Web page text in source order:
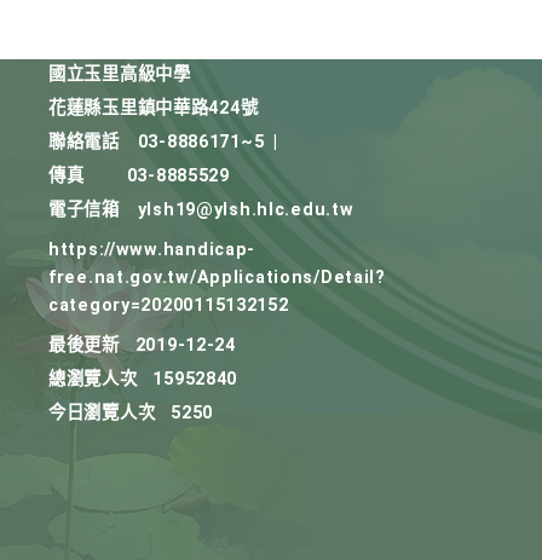
國立玉里高級中學
花蓮縣玉里鎮中華路424號
聯絡電話
03-8886171~5
傳真
03-8885529
電子信箱
ylsh19@ylsh.hlc.edu.tw
https://www.handicap-
free.nat.gov.tw/Applications/Detail?
category=20200115132152
最後更新
2019-12-24
總瀏覽人次
15952840
今日瀏覽人次
5250